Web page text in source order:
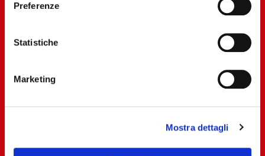
Preferenze
Statistiche
Marketing
Mostra dettagli